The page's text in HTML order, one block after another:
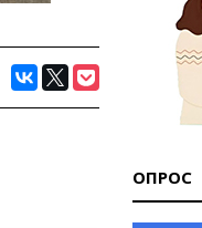
ОПРОС